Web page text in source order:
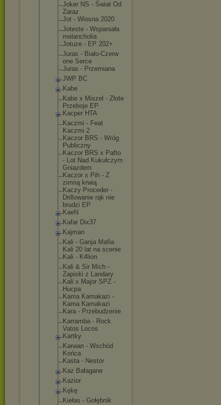
Joker NS - Świat Od
Zaraz
Jot - Wiosna 2020
Joteste - Wspaniała
melancholia
Jotuze - EP 202+
Juras - Biało-Czerw
one Serce
Juras - Przemiana
JWP BC
Kabe
Kabe x Miszel - Złote
Przeboje EP
Kacper HTA
Kaczmi - Feat
Kaczmi 2
Kaczor BRS - Wróg
Publiczny
Kaczor BRS x Pafto
- Lot Nad Kukułczym
Gniazdem
Kaczor x Pih - Z
zimną krwią
Kaczy Proceder -
Drillowanie rąk nie
brudzi EP
KaeN
Kafar Dix37
Kajman
Kali - Ganja Mafia.
Kali 20 lat na scenie
Kali - K4lion
Kali & Sir Mich -
Zapiski z Landary
Kali x Major SPZ -
Hucpa
Kama Kamakazi -
Kama Kamakazi
Kara - Przebudzenie
Karramba - Rock
Vatos Locos
Kartky
Karwan - Wschód
Końca
Kasta - Nestor
Kaz Bałagane
Kazior
Kękę
Kiełas - Gołębnik